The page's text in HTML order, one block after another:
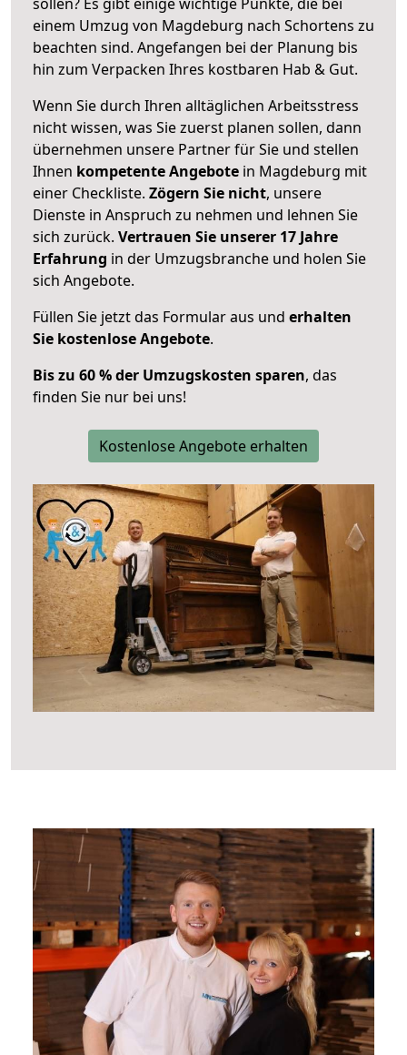
einem Umzug von Magdeburg nach Schortens zu
beachten sind. Angefangen bei der Planung bis
hin zum Verpacken Ihres kostbaren Hab & Gut.
Wenn Sie durch Ihren alltäglichen Arbeitsstress
nicht wissen, was Sie zuerst planen sollen, dann
übernehmen unsere Partner für Sie und stellen
Ihnen kompetente Angebote in Magdeburg mit
einer Checkliste. Zögern Sie nicht, unsere
Dienste in Anspruch zu nehmen und lehnen Sie
sich zurück. Vertrauen Sie unserer 17 Jahre
Erfahrung in der Umzugsbranche und holen Sie
sich Angebote.
Füllen Sie jetzt das Formular aus und erhalten
Sie kostenlose Angebote.
Bis zu 60 % der Umzugskosten sparen, das
finden Sie nur bei uns!
Kostenlose Angebote erhalten